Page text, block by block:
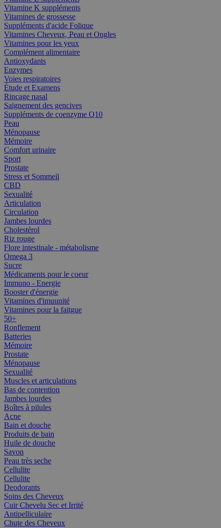
Vitamine K suppléments
Vitamines de grossesse
Suppléments d'acide Folique
Vitamines Cheveux, Peau et Ongles
Vitamines pour les yeux
Complément alimentaire
Antioxydants
Enzymes
Voies respiratoires
Étude et Examens
Rincage nasal
Saignement des gencives
Suppléments de coenzyme Q10
Peau
Ménopause
Mémoire
Comfort urinaire
Sport
Prostate
Stress et Sommeil
CBD
Sexualité
Articulation
Circulation
Jambes lourdes
Cholestérol
Riz rouge
Flore intestinale - métabolisme
Omega 3
Sucre
Médicaments pour le coeur
Immuno - Energie
Booster d'énergie
Vitamines d'imuunité
Vitamines pour la faitgue
50+
Ronflement
Batteries
Mémoire
Prostate
Ménopause
Sexualité
Muscles et articulations
Bas de contention
Jambes lourdes
Boîtes à pilules
Acne
Bain et douche
Produits de bain
Huile de douche
Savon
Peau très seche
Cellulite
Cellulite
Deodorants
Soins des Cheveux
Cuir Chevelu Sec et Irrité
Antipelliculaire
Chute des Cheveux